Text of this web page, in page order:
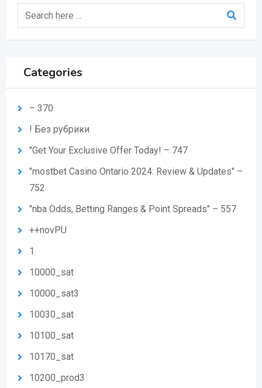
Categories
– 370
! Без рубрики
"Get Your Exclusive Offer Today! – 747
"mostbet Casino Ontario 2024: Review & Updates" –
752
"nba Odds, Betting Ranges & Point Spreads" – 557
++novPU
1
10000_sat
10000_sat3
10030_sat
10100_sat
10170_sat
10200_prod3